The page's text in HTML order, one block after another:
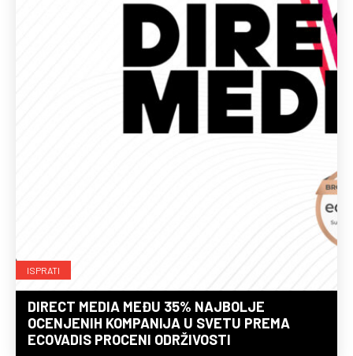
ISPRATI
DIRECT MEDIA MEĐU 35% NAJBOLJE
OCENJENIH KOMPANIJA U SVETU PREMA
ECOVADIS PROCENI ODRŽIVOSTI